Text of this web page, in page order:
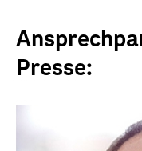
Presse: